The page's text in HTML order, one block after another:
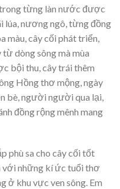
trong từng làn nước được
lúa, nương ngô, từng đồng
màu, cây cối phát triển,
dòng sông mà mùa
bội thu, cây trái thêm
Hồng thơ mộng, ngày
bè, người người qua lại,
đồng rộng mênh mang
phù sa cho cây cối tốt
với những kí ức tuổi thơ
ở khu vực ven sông. Em